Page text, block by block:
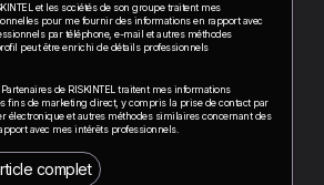
et les sociétés de son groupe traitent mes
pour me fournir des informations en rapport avec
par téléphone, e-mail et autres méthodes
peut être enrichi de détails professionnels
de RISKINTEL traitent mes informations
fins de marketing direct, y compris la prise de contact par
électronique et autres méthodes similaires concernant des
avec mes intérêts professionnels.